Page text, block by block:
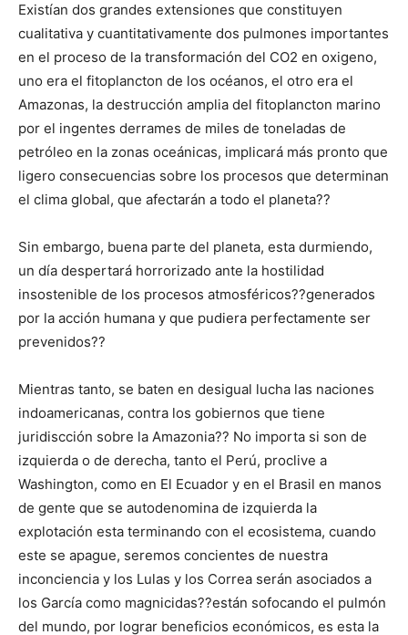
Existían dos grandes extensiones que constituyen
cualitativa y cuantitativamente dos pulmones importantes
en el proceso de la transformación del CO2 en oxigeno,
uno era el fitoplancton de los océanos, el otro era el
Amazonas, la destrucción amplia del fitoplancton marino
por el ingentes derrames de miles de toneladas de
petróleo en la zonas oceánicas, implicará más pronto que
ligero consecuencias sobre los procesos que determinan
el clima global, que afectarán a todo el planeta??
Sin embargo, buena parte del planeta, esta durmiendo,
un día despertará horrorizado ante la hostilidad
insostenible de los procesos atmosféricos??generados
por la acción humana y que pudiera perfectamente ser
prevenidos??
Mientras tanto, se baten en desigual lucha las naciones
indoamericanas, contra los gobiernos que tiene
juridiscción sobre la Amazonia?? No importa si son de
izquierda o de derecha, tanto el Perú, proclive a
Washington, como en El Ecuador y en el Brasil en manos
de gente que se autodenomina de izquierda la
explotación esta terminando con el ecosistema, cuando
este se apague, seremos concientes de nuestra
inconciencia y los Lulas y los Correa serán asociados a
los García como magnicidas??están sofocando el pulmón
del mundo, por lograr beneficios económicos, es esta la